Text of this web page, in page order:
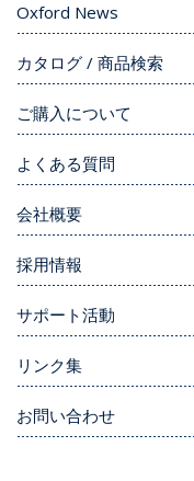
Oxford News
カタログ / 商品検索
ご購入について
よくある質問
会社概要
採用情報
サポート活動
リンク集
お問い合わせ